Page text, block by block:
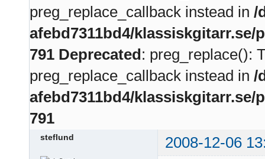
preg_replace_callback instead in /
afebd7311bd4/
791 Deprecated: preg_replace():
preg_replace_callback instead in /
afebd7311bd4/
791
steflund 2008-12-06